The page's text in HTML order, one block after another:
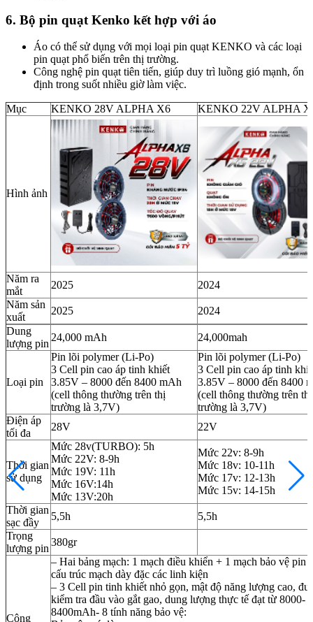
6. Bộ pin quạt Kenko kết hợp với áo
Áo có thể sử dụng với mọi loại pin quạt KENKO và các loại
pin quạt phổ biến trên thị trường.
Công nghệ pin quạt tiên tiến, giúp duy trì luồng gió mạnh, ổn
định trong suốt nhiều giờ làm việc.
Mục KENKO 28V ALPHA X6 KENKO 22V ALPHA
Hình ảnh
Năm ra
mắt
2025
2024
Năm sản
xuất
2025
2024
Dung
lượng pin
24,000 mAh 24,000mah
Loại pin
Pin lõi polymer (Li-Po)
3 Cell pin cao áp tinh khiết
3.85V – 8000 đến 8400 mAh
(cell thông thường trên thị
trường là 3,7V)
Pin lõi polymer (Li-Po)
3 Cell pin cao áp tinh
3.85V – 8000 đến 8400
(cell thông thường trên thị
trường là 3,7V)
Điện áp
tối đa
28V 22V
Thời gian
sử dụng
Mức 28v(TURBO): 5h
Mức 22V: 8-9h
Mức 19V: 11h
Mức 16V:14h
Mức 13V:20h
Mức 22v: 8-9h
Mức 18v: 10-11h
Mức 17v: 12-13h
Mức 15v: 14-15h
Thời gian
sạc đầy
5,5h
5,5h
Trọng
lượng pin
380gr
Công
– Hai bảng mạch: 1 mạch điều khiển + 1 mạch bảo vệ pin
cấu trúc mạch dày đặc các linh kiện
– 3 Cell pin tinh khiết nhỏ gọn, mật độ năng lượng cao,
kiểm tra đầu vào gắt gao, dung lượng thực tế đạt từ 8000-
8400mAh- 8 tính năng bảo vệ: